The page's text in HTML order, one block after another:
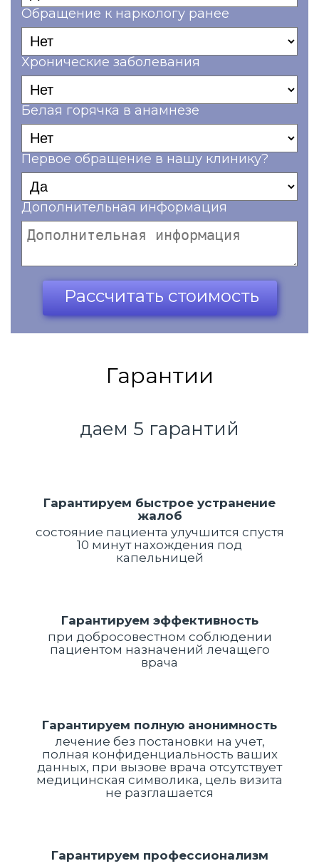
Обращение к наркологу ранее
Хронические заболевания
Белая горячка в анамнезе
Первое обращение в нашу клинику?
Дополнительная информация
Рассчитать стоимость
Ваш телефон*
Гарантии
даем 5 гарантий
Гарантируем быстрое устранение
жалоб
состояние пациента улучшится спустя
10 минут нахождения под
капельницей
Гарантируем эффективность
при добросовестном соблюдении
пациентом назначений лечащего
врача
Гарантируем полную анонимность
лечение без постановки на учет,
полная конфиденциальность ваших
данных, при вызове врача отсутствует
медицинская символика, цель визита
не разглашается
Гарантируем профессионализм